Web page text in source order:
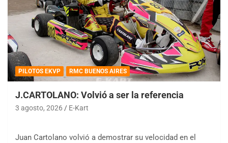
PILOTOS EKVP RMC BUENOS AIRES
J.CARTOLANO: Volvió a ser la referencia
3 agosto, 2026 E-Kart
Juan Cartolano volvió a demostrar su velocidad en el
COBERTURA ESPECIAL DE E-KART.COM.AR